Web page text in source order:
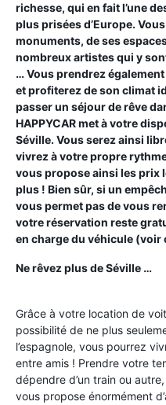
richesse, qui en fait l’une
plus prisées d’Europe.
monuments, de ses
nombreux artistes qui y
… Vous prendrez
et profiterez de son climat
passer un séjour de rêve
HAPPYCAR met à votre
Séville. Vous serez ainsi
vivrez à votre propre
vous propose ainsi les prix
plus ! Bien sûr, si un
vous permet pas de vous
votre réservation reste
en charge du véhicule
Ne rêvez plus de Séville …
Grâce à votre location de
possibilité de ne plus
l’espagnole, vous pourrez
entre amis ! Prendre votre
dépendre d’un train ou
vous propose énormément